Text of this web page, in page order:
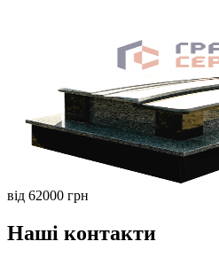
від 62000 грн
Наші контакти